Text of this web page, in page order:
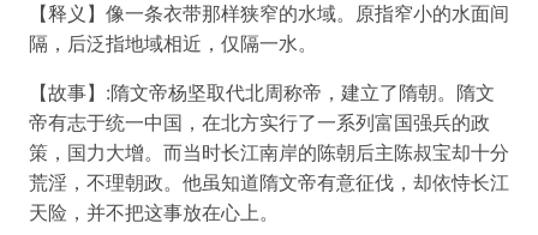
【释义】像一条衣带那样狭窄的水域。原指窄小的水面间
隔，后泛指地域相近，仅隔一水。
【故事】:隋文帝杨坚取代北周称帝，建立了隋朝。隋文
帝有志于统一中国，在北方实行了一系列富国强兵的政
策，国力大增。而当时长江南岸的陈朝后主陈叔宝却十分
荒淫，不理朝政。他虽知道隋文帝有意征伐，却依恃长江
天险，并不把这事放在心上。